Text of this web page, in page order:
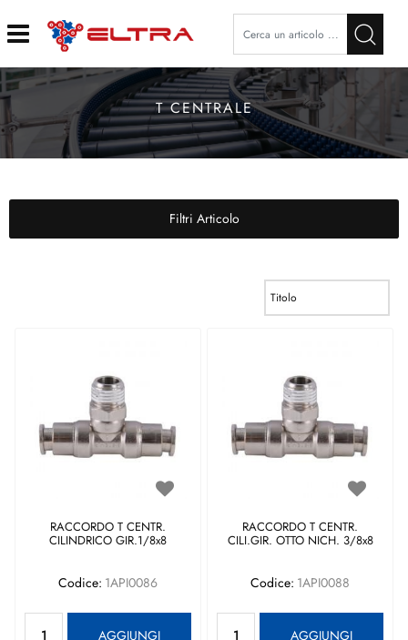
Open
T CENTRALE
Filtri Articolo
RACCORDO T CENTR.
CILINDRICO GIR.1/8x8
Codice: 1API0086
AGGIUNGI
RACCORDO T CENTR.
CILI.GIR. OTTO NICH. 3/8x8
Codice: 1API0088
AGGIUNGI